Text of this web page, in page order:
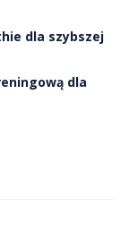
dla szybszej
dla